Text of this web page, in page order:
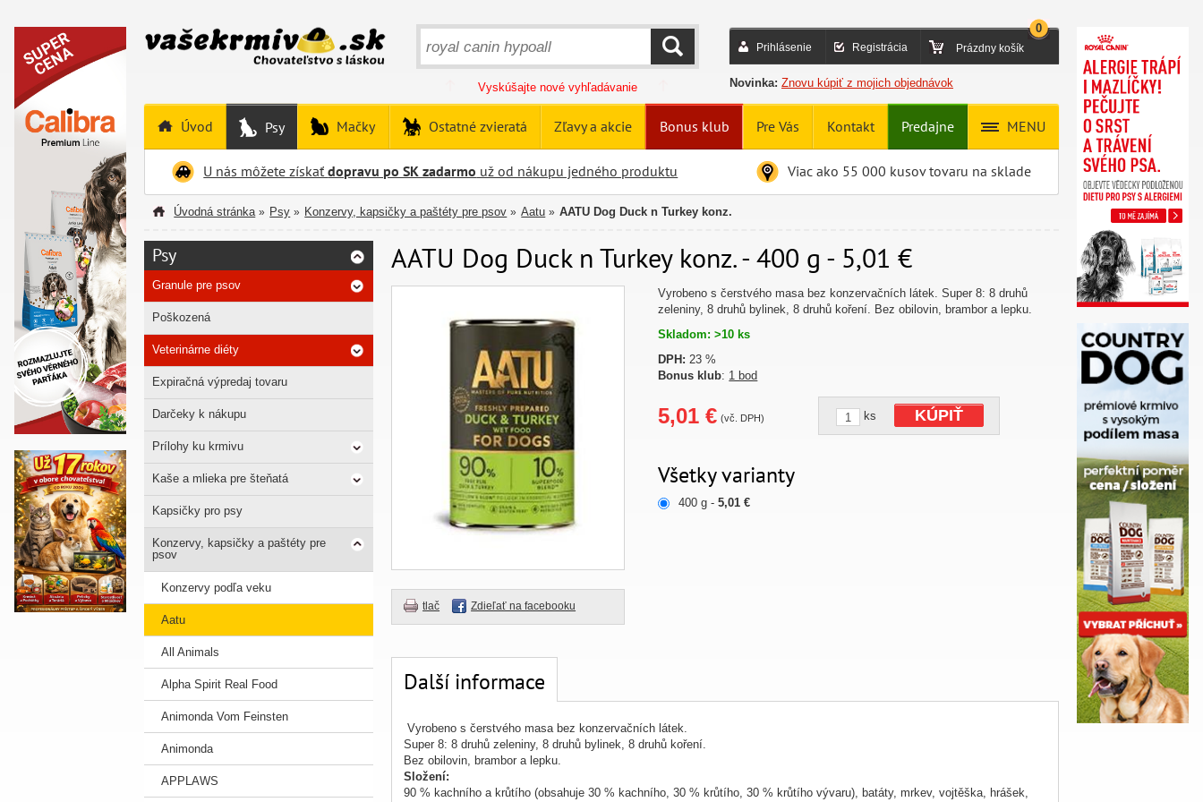
Prihlásenie Registrácia Prázdny košík
0
Novinka: Znovu kúpiť z mojich objednávok
HĽADAŤ
Vyskúšajte nové vyhľadávanie
Úvod Psy Mačky Ostatné zvieratá Zľavy a akcie Bonus klub Pre Vás Kontakt Predajne MENU
U nás môžete získaťdopravu po SK zadarmo už od nákupu jedného produktu Viac ako 55 000 kusov tovaru na sklade
Úvodná stránka » Psy » Konzervy, kapsičky a paštéty pre psov » Aatu » AATU Dog Duck n Turkey konz.
AATU Dog Duck n Turkey konz. - 400 g - 5,01 €
tlač Zdieľať na facebooku
Vyrobeno s čerstvého masa bez konzervačních látek. Super 8: 8 druhů
zeleniny, 8 druhů bylinek, 8 druhů koření. Bez obilovin, brambor a lepku.
Skladom: >10 ks
DPH: 23 %
Bonus klub: 1 bod
5,01 € (vč. DPH) ks KÚPIŤ
Všetky varianty
400 g -5,01 €
Další informace
Vyrobeno s čerstvého masa bez konzervačních látek.
Super 8: 8 druhů zeleniny, 8 druhů bylinek, 8 druhů koření.
Bez obilovin, brambor a lepku.
Složení:
90 % kachního a krůtího (obsahuje 30 % kachního, 30 % krůtího, 30 % krůtího vývaru), batáty, mrkev, vojtěška, hrášek,
Psy
Granule pre psov
Poškozená
Veterinárne diéty
Expiračná výpredaj tovaru
Darčeky k nákupu
Prílohy ku krmivu
Kaše a mlieka pre šteňatá
Kapsičky pro psy
Konzervy, kapsičky a paštéty pre
psov
Konzervy podľa veku
Aatu
All Animals
Alpha Spirit Real Food
Animonda Vom Feinsten
Animonda
APPLAWS